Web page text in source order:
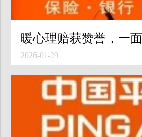
暖心理赔获赞誉，一
2026-01-29